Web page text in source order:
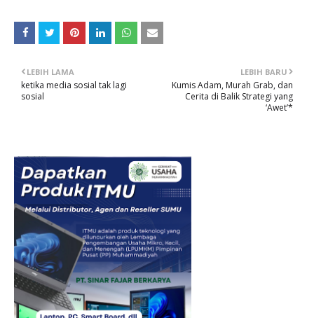
LEBIH BARU
Kumis Adam, Murah Grab, dan
Cerita di Balik Strategi yang
‘Awet’*
LEBIH LAMA
ketika media sosial tak lagi
sosial